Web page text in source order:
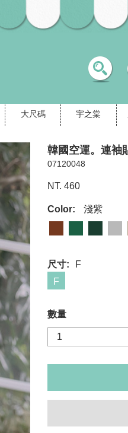
大尺碼 宇之棠
韓國空運。連袖
07120048
NT. 460
Color: 淺紫
尺寸:
F
F
數量